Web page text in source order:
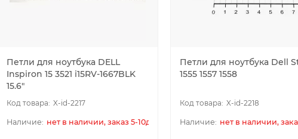
Петли для ноутбука DELL
Inspiron 15 3521 i15RV-1667BLK
15.6"
X-id-2217
нет в наличии, заказ 5-10дн.
Петли для ноутбука Dell
1555 1557 1558
X-id-2218
нет в наличии,